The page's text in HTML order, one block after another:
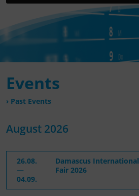
Events
› Past Events
August 2026
26.08.
—
04.09.
Damascus International
Fair 2026